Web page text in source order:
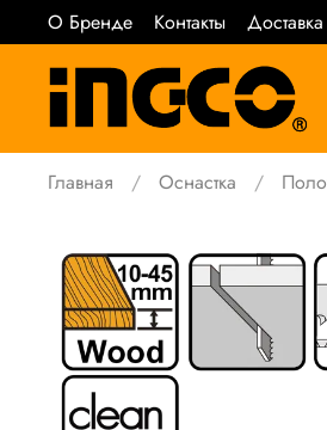
О Бренде Контакты Доставка
Главная Оснастка